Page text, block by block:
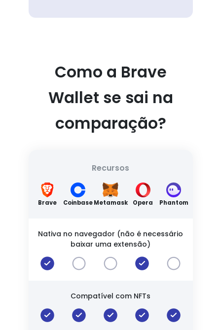
Como a Brave
Wallet se sai na
comparação?
Recursos
Brave CoinbaseMetamask Opera Phantom
Nativa no navegador (não é necessário
baixar uma extensão)
Compatível com NFTs